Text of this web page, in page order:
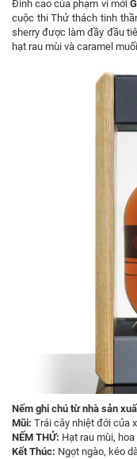
Đỉnh cao của phạm vi mới
cuộc thi Thử thách tinh
sherry được làm đầy đầu
hạt rau mùi và caramel
Nếm ghi chú từ nhà sản
Mũi: Trái cây nhiệt đới của
NẾM THỬ: Hạt rau mùi,
Kết Thúc: Ngọt ngào, kéo